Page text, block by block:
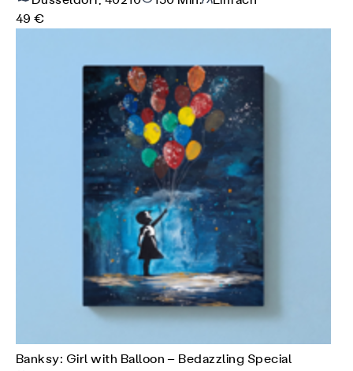
49 €
Banksy: Girl with Balloon – Bedazzling Special